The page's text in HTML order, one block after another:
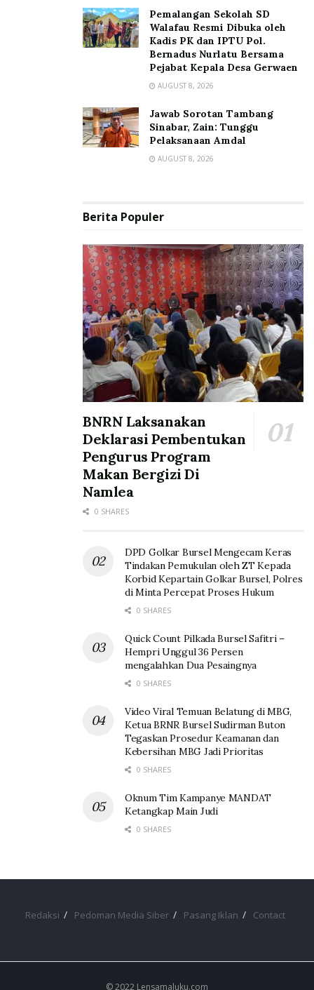
Pemalangan Sekolah SD
Walafau Resmi Dibuka oleh
Kadis PK dan IPTU Pol.
Bernadus Nurlatu Bersama
Pejabat Kepala Desa Gerwaen
AUGUST 8, 2026
Jawab Sorotan Tambang
Sinabar, Zain: Tunggu
Pelaksanaan Amdal
AUGUST 8, 2026
Berita Populer
BNRN Laksanakan
Deklarasi Pembentukan
Pengurus Program
Makan Bergizi Di
Namlea
0 SHARES
DPD Golkar Bursel Mengecam Keras
Tindakan Pemukulan oleh ZT Kepada
Korbid Kepartain Golkar Bursel, Polres
di Minta Percepat Proses Hukum
0 SHARES
Quick Count Pilkada Bursel Safitri –
Hempri Unggul 36 Persen
mengalahkan Dua Pesaingnya
0 SHARES
Video Viral Temuan Belatung di MBG,
Ketua BRNR Bursel Sudirman Buton
Tegaskan Prosedur Keamanan dan
Kebersihan MBG Jadi Prioritas
0 SHARES
Oknum Tim Kampanye MANDAT
Ketangkap Main Judi
0 SHARES
Redaksi Pedoman Media Siber Pasang Iklan Contact
© 2022 Lensamaluku.com